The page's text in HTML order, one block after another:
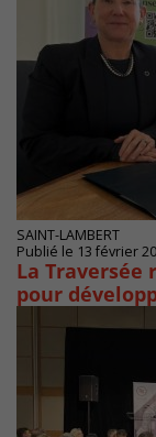
SAINT-LAMBERT
Publié le 13 février
La Traversée
pour